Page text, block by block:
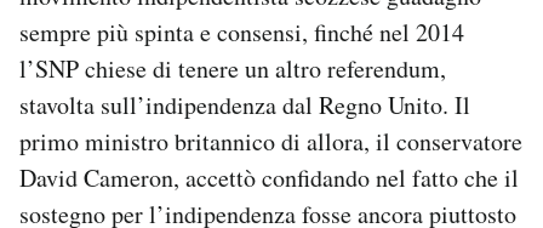
sempre più spinta e consensi, finché nel 2014
l’SNP chiese di tenere un altro referendum,
stavolta sull’indipendenza dal Regno Unito. Il
primo ministro britannico di allora, il conservatore
David Cameron, accettò confidando nel fatto che il
sostegno per l’indipendenza fosse ancora piuttosto